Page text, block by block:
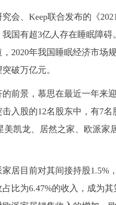
会、Keep联合发布的《
国有超3亿人存在睡眠障碍
2020年我国睡眠经济市场
破万亿元。
前景，慕思在最近一年来
入股的12名股东中，有7名
美凯龙、居然之家、欧派家
居目前对其间接持股1.5%
比为6.47%的收入，成为其